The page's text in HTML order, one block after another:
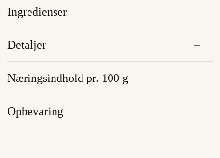
Ingredienser
Detaljer
Næringsindhold pr. 100 g
Opbevaring